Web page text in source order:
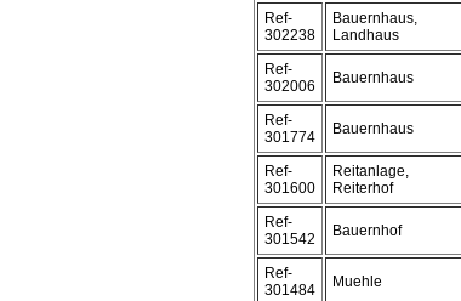
Ref-
302238
Bauernhaus,
Landhaus
Ref-
302006
Bauernhaus
Ref-
301774
Bauernhaus
Ref-
301600
Reitanlage,
Reiterhof
Ref-
301542
Bauernhof
Ref-
301484
Muehle